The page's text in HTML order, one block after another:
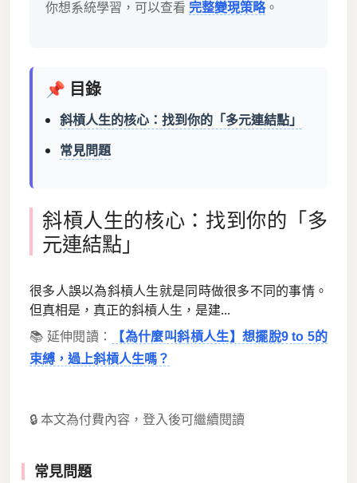
你想系統學習，可以查看 完整變現策略。
📌 目錄
斜槓人生的核心：找到你的「多元連結點」
常見問題
斜槓人生的核心：找到你的「多
元連結點」
很多人誤以為斜槓人生就是同時做很多不同的事情。
但真相是，真正的斜槓人生，是建...
📚 延伸閱讀：
【為什麼叫斜槓人生】想擺脫9 to 5的
束縛，過上斜槓人生嗎？
🔒 本文為付費內容，登入後可繼續閱讀
常見問題